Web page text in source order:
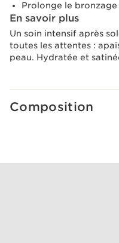
Prolonge le bronzage
En savoir plus
Un soin intensif après
toutes les attentes :
peau. Hydratée et
Composition